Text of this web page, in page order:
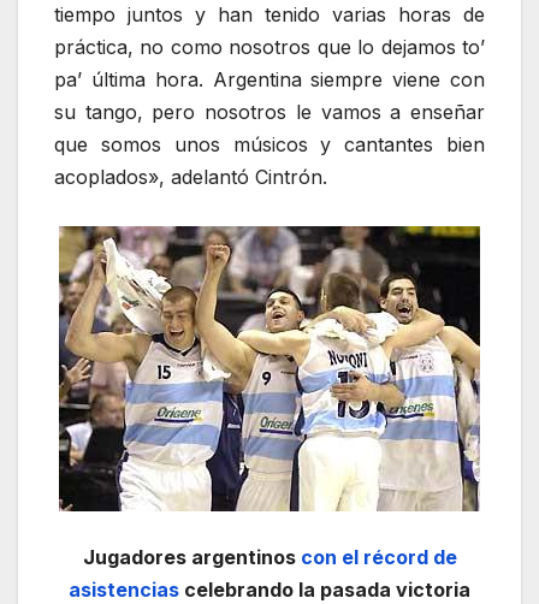
tiempo juntos y han tenido varias horas de
práctica, no como nosotros que lo dejamos to’
pa’ última hora. Argentina siempre viene con
su tango, pero nosotros le vamos a enseñar
que somos unos músicos y cantantes bien
acoplados», adelantó Cintrón.
Jugadores argentinos con el récord de
asistencias celebrando la pasada victoria